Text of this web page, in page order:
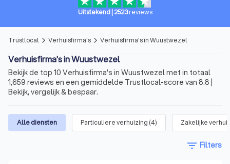
Uitstekend| 2523 reviews
Trustlocal arrow_forward_ios Verhuisfirma's arrow_forward_ios Verhuisfirma's in Wuustwezel
Verhuisfirma's in Wuustwezel
Bekijk de top 10 Verhuisfirma's in Wuustwezel met in totaal
1,659 reviews en een gemiddelde Trustlocal-score van 8.8 |
Bekijk, vergelijk & bespaar.
Alle diensten Particuliere verhuizing (4) Zakelijke
filter_list Filters